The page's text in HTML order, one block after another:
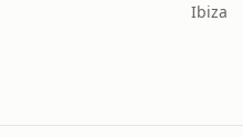
Ibiza